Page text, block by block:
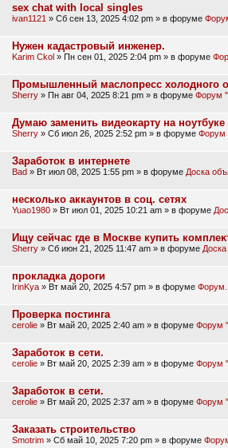
sex chat with local singles
ivan1121 » Сб сен 13, 2025 4:02 pm » в форуме
Нужен кадастровый инженер.
Karim Ckol » Пн сен 01, 2025 2:04 pm » в форуме
Промышленный маслопресс холодного
Sherry » Пн авг 04, 2025 8:21 pm » в форуме Форум
Думаю заменить видеокарту на ноутбуке
Sherry » Сб июл 26, 2025 2:52 pm » в форуме Форум
Заработок в интернете
Bad » Вт июл 08, 2025 1:55 pm » в форуме Доска
несколько аккаунтов в соц. сетях
Yuao1980 » Вт июл 01, 2025 10:21 am » в форуме
Ищу сейчас где в Москве купить
Sherry » Сб июн 21, 2025 11:47 am » в форуме
прокладка дороги
IrinKya » Вт май 20, 2025 4:57 pm » в форуме Форум.
Проверка постинга
cerolie » Вт май 20, 2025 2:40 am » в форуме Форум
Заработок в сети.
cerolie » Вт май 20, 2025 2:39 am » в форуме Форум
Заработок в сети.
cerolie » Вт май 20, 2025 2:37 am » в форуме Форум
Заказать строительство
Smotrim » Сб май 10, 2025 7:20 pm » в форуме